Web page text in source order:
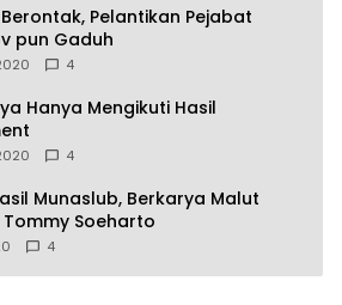
Pelantikan Pejabat
pun Gaduh
4
Hanya Mengikuti Hasil
4
Munaslub, Berkarya Malut
Tommy Soeharto
4